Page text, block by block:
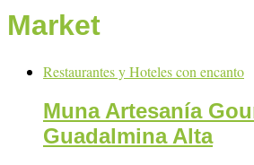
Market
Restaurantes y Hoteles con encanto
Muna Artesanía
Guadalmina Alta